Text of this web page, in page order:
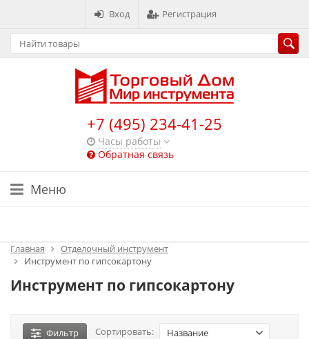
Вход Регистрация
+7 (495) 234-41-25
Часы работы
Обратная связь
Меню
Главная
Отделочный инструмент
Инструмент по гипсокартону
Инструмент по гипсокартону
Фильтр Сортировать: Название